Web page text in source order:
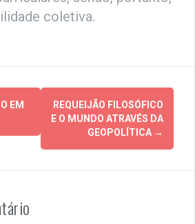
coletiva.
EM
REQUEIJÃO FILOSÓFICO
E O MUNDO ATRAVÉS DA
GEOPOLÍTICA →